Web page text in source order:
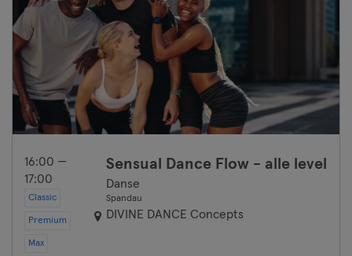
16:00 —
17:00
Classic
Premium
Max
Sensual Dance Flow - alle level
Danse
Spandau
DIVINE DANCE Concepts